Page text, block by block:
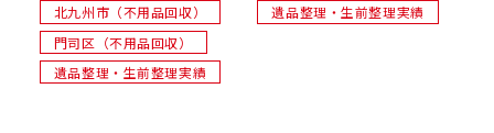
北九州市（不用品回収）
門司区（不用品回収）
遺品整理・生前整理実績
遺品整理・生前整理実績